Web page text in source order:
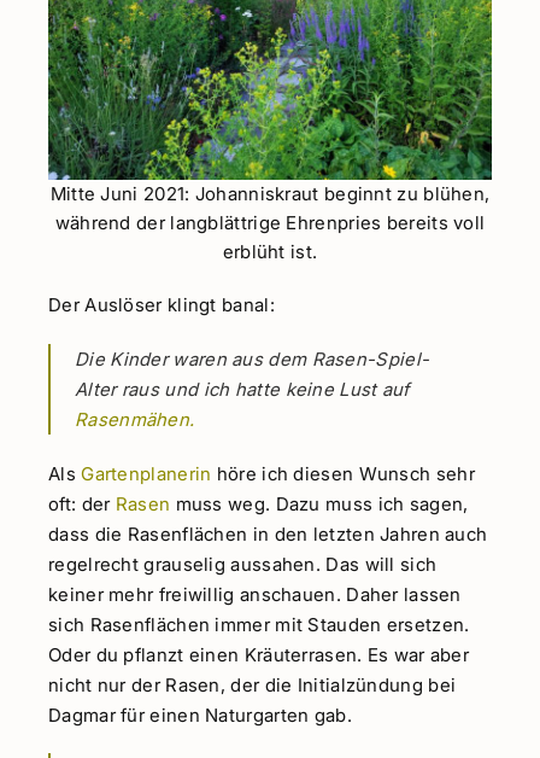
Mitte Juni 2021: Johanniskraut beginnt zu blühen,
während der langblättrige Ehrenpries bereits voll
erblüht ist.
Der Auslöser klingt banal:
Die Kinder waren aus dem Rasen-Spiel-
Alter raus und ich hatte keine Lust auf
Rasenmähen.
AlsGartenplanerin höre ich diesen Wunsch sehr
oft: der Rasen muss weg. Dazu muss ich sagen,
dass die Rasenflächen in den letzten Jahren auch
regelrecht grauselig aussahen. Das will sich
keiner mehr freiwillig anschauen. Daher lassen
sich Rasenflächen immer mit Stauden ersetzen.
Oder du pflanzt einen Kräuterrasen. Es war aber
nicht nur der Rasen, der die Initialzündung bei
Dagmar für einen Naturgarten gab.